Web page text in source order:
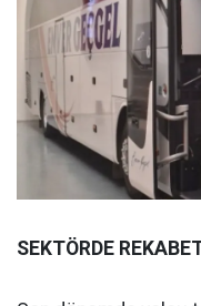
SEKTÖRDE